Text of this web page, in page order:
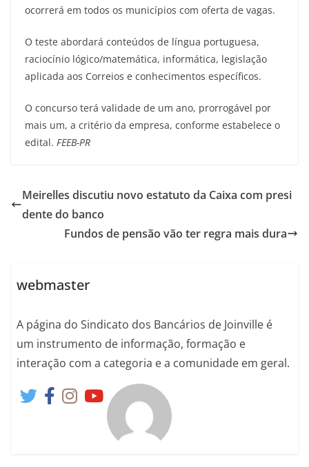
ocorrerá em todos os municípios com oferta de vagas.
O teste abordará conteúdos de língua portuguesa,
raciocínio lógico/matemática, informática, legislação
aplicada aos Correios e conhecimentos específicos.
O concurso terá validade de um ano, prorrogável por
mais um, a critério da empresa, conforme estabelece o
edital. FEEB-PR
Meirelles discutiu novo estatuto da Caixa com presi
dente do banco
Fundos de pensão vão ter regra mais dura
webmaster
A página do Sindicato dos Bancários de Joinville é
um instrumento de informação, formação e
interação com a categoria e a comunidade em geral.